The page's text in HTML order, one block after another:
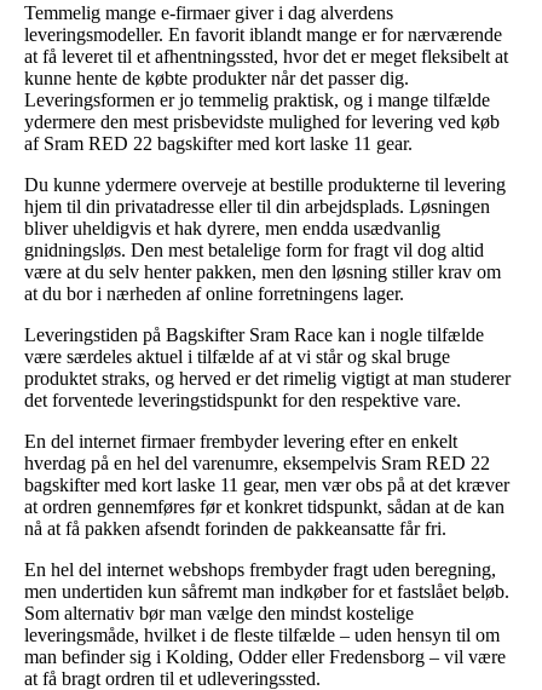
Temmelig mange e-firmaer giver i dag alverdens
leveringsmodeller. En favorit iblandt mange er for nærværende
at få leveret til et afhentningssted, hvor det er meget fleksibelt at
kunne hente de købte produkter når det passer dig.
Leveringsformen er jo temmelig praktisk, og i mange tilfælde
ydermere den mest prisbevidste mulighed for levering ved køb
af Sram RED 22 bagskifter med kort laske 11 gear.
Du kunne ydermere overveje at bestille produkterne til levering
hjem til din privatadresse eller til din arbejdsplads. Løsningen
bliver uheldigvis et hak dyrere, men endda usædvanlig
gnidningsløs. Den mest betalelige form for fragt vil dog altid
være at du selv henter pakken, men den løsning stiller krav om
at du bor i nærheden af online forretningens lager.
Leveringstiden på Bagskifter Sram Race kan i nogle tilfælde
være særdeles aktuel i tilfælde af at vi står og skal bruge
produktet straks, og herved er det rimelig vigtigt at man studerer
det forventede leveringstidspunkt for den respektive vare.
En del internet firmaer frembyder levering efter en enkelt
hverdag på en hel del varenumre, eksempelvis Sram RED 22
bagskifter med kort laske 11 gear, men vær obs på at det kræver
at ordren gennemføres før et konkret tidspunkt, sådan at de kan
nå at få pakken afsendt forinden de pakkeansatte får fri.
En hel del internet webshops frembyder fragt uden beregning,
men undertiden kun såfremt man indkøber for et fastslået beløb.
Som alternativ bør man vælge den mindst kostelige
leveringsmåde, hvilket i de fleste tilfælde – uden hensyn til om
man befinder sig i Kolding, Odder eller Fredensborg – vil være
at få bragt ordren til et udleveringssted.